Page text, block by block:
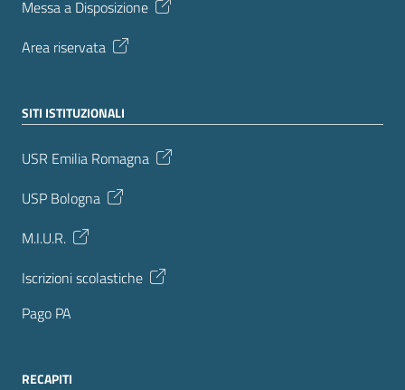
Messa a Disposizione
Area riservata
SITI ISTITUZIONALI
USR Emilia Romagna
USP Bologna
M.I.U.R.
Iscrizioni scolastiche
Pago PA
RECAPITI